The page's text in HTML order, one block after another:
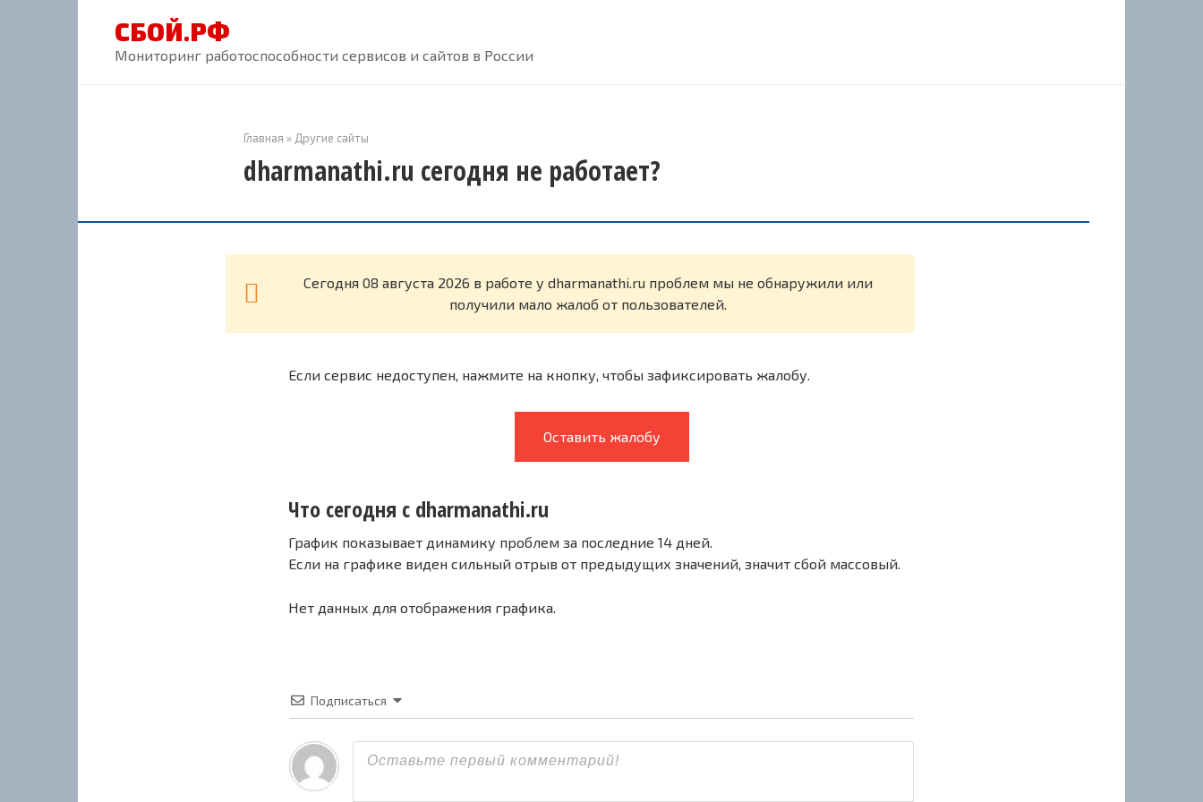
СБОЙ.РФ
Мониторинг работоспособности сервисов и сайтов в России
Главная » Другие сайты
dharmanathi.ru сегодня не работает?
Cегодня 08 августа 2026 в работе у dharmanathi.ru проблем мы не обнаружили или
получили мало жалоб от пользователей.
Если сервис недоступен, нажмите на кнопку, чтобы зафиксировать жалобу.
Оставить жалобу
Что сегодня с dharmanathi.ru
График показывает динамику проблем за последние 14 дней.
Если на графике виден сильный отрыв от предыдущих значений, значит сбой массовый.
Нет данных для отображения графика.
Подписаться